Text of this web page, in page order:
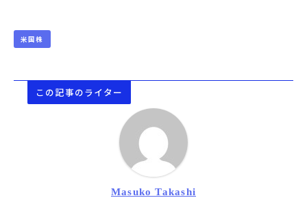
米国株
この記事のライター
Masuko Takashi